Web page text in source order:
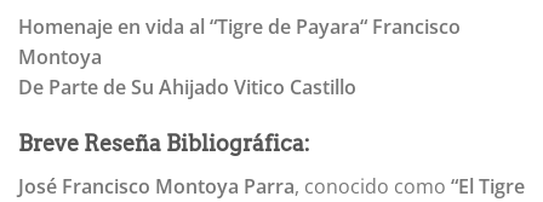
Homenaje en vida al “Tigre de Payara“ Francisco
Montoya
De Parte de Su Ahijado Vitico Castillo
Breve Reseña Bibliográfica:
José Francisco Montoya Parra, conocido como “El Tigre